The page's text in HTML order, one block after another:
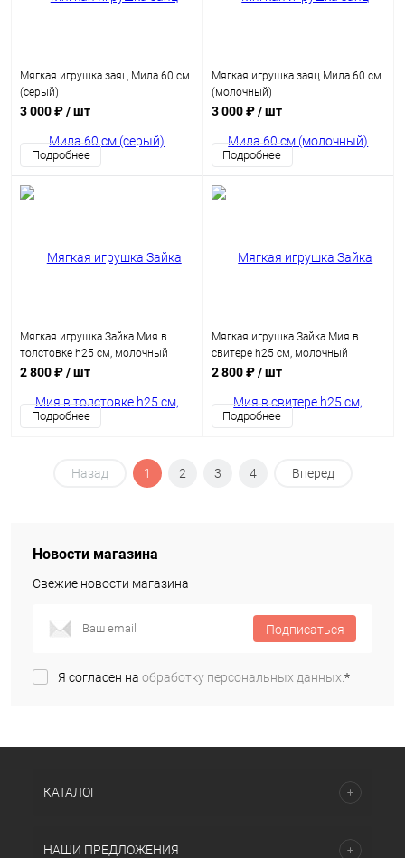
Мягкая игрушка заяц Мила 60 см
(серый)
3 000 ₽/ шт
Подробнее
Мягкая игрушка заяц Мила 60 см
(молочный)
3 000 ₽/ шт
Подробнее
Мягкая игрушка Зайка Мия в
толстовке h25 см, молочный
2 800 ₽/ шт
Подробнее
Мягкая игрушка Зайка Мия в
свитере h25 см, молочный
2 800 ₽/ шт
Подробнее
Назад 1 2 3 4 Вперед
Новости магазина
Свежие новости магазина
Подписаться
Я согласен на обработку персональных данных.*
КАТАЛОГ
НАШИ ПРЕДЛОЖЕНИЯ